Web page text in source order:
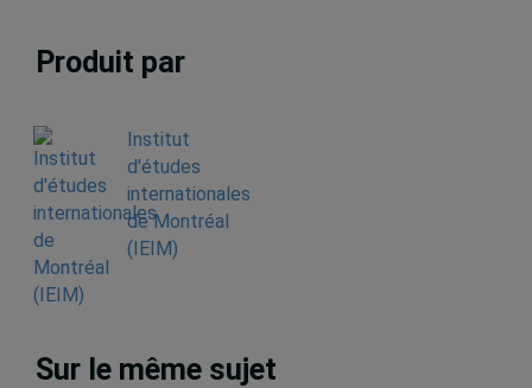
Produit par
Institut
d'études
internationales
de Montréal
(IEIM)
Sur le même sujet